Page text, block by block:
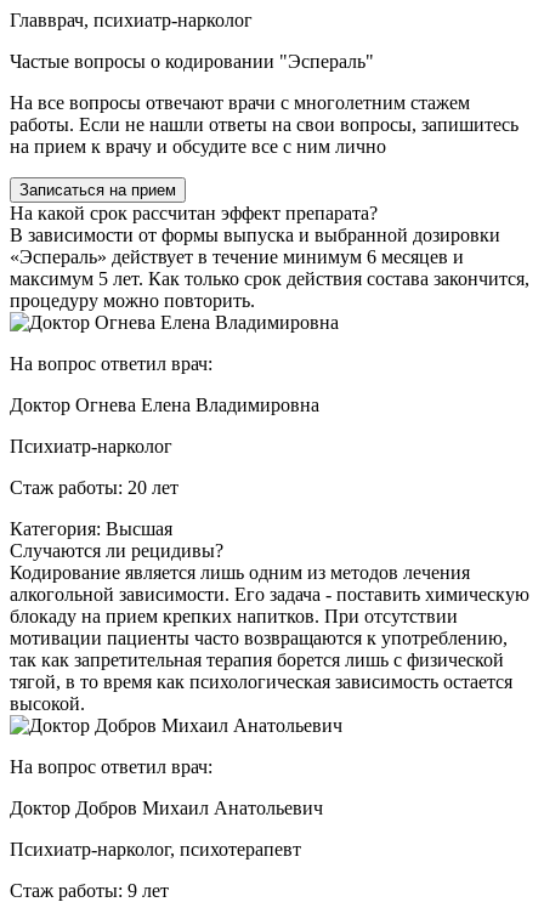
Главврач, психиатр-нарколог
Частые вопросы о кодировании "Эспераль"
На все вопросы отвечают врачи с многолетним стажем
работы. Если не нашли ответы на свои вопросы, запишитесь
на прием к врачу и обсудите все с ним лично
Записаться на прием
На какой срок рассчитан эффект препарата?
В зависимости от формы выпуска и выбранной дозировки
«Эспераль» действует в течение минимум 6 месяцев и
максимум 5 лет. Как только срок действия состава закончится,
процедуру можно повторить.
На вопрос ответил врач:
Доктор Огнева Елена Владимировна
Психиатр-нарколог
Стаж работы: 20 лет
Категория: Высшая
Случаются ли рецидивы?
Кодирование является лишь одним из методов лечения
алкогольной зависимости. Его задача - поставить химическую
блокаду на прием крепких напитков. При отсутствии
мотивации пациенты часто возвращаются к употреблению,
так как запретительная терапия борется лишь с физической
тягой, в то время как психологическая зависимость остается
высокой.
На вопрос ответил врач:
Доктор Добров Михаил Анатольевич
Психиатр-нарколог, психотерапевт
Стаж работы: 9 лет